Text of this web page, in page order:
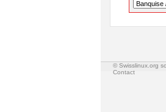
© Swisslinux.org
Contact